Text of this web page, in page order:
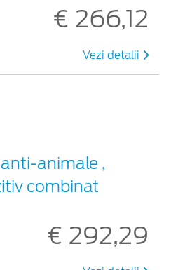
€ 266,12
Vezi detalii
animale ,
combinat
€ 292,29